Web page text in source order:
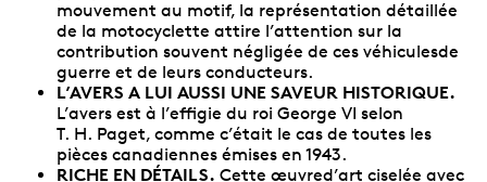
mouvement au motif, la représentation détaillée
de la motocyclette attire l’attention sur la
contribution souvent négligée de ces véhiculesde
guerre et de leurs conducteurs.
L’AVERS A LUI AUSSI UNE SAVEUR HISTORIQUE.
L’avers est à l’effigie du roi George VI selon
T. H. Paget, comme c’était le cas de toutes les
pièces canadiennes émises en 1943.
RICHE EN DÉTAILS. Cette œuvred’art ciselée avec